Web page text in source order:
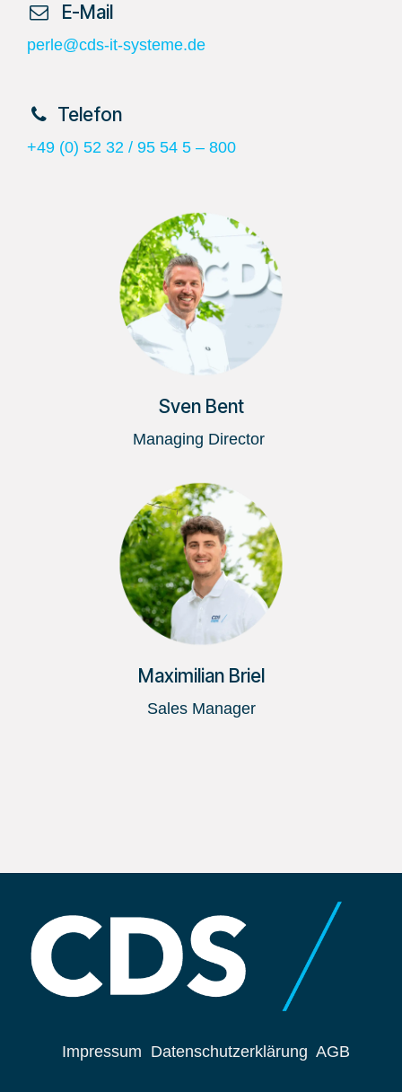
​ E-Mail
perle@cds-it-systeme.de
​Telefon
+49 (0) 52 32 / 95 54 5 – 800
Sven Bent
Managing Director
Maximilian Briel
Sales Manager
Impressum Datenschutzerklärung AGB